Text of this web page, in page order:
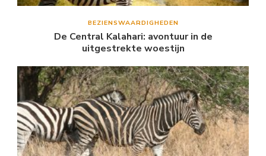
BEZIENSWAARDIGHEDEN
De Central Kalahari: avontuur in de
uitgestrekte woestijn